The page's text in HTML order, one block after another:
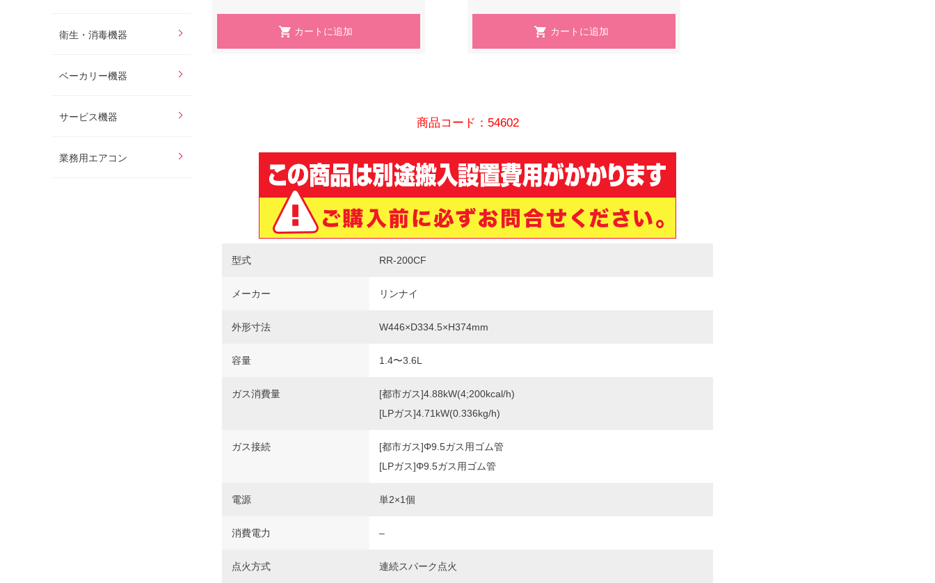
衛生・消毒機器
ベーカリー機器
サービス機器
業務用エアコン
商品コード：54602
型式 RR-200CF
メーカー リンナイ
外形寸法 W446×D334.5×H374mm
容量 1.4〜3.6L
ガス消費量
[都市ガス]4.88kW(4;200kcal/h)
[LPガス]4.71kW(0.336kg/h)
ガス接続
[都市ガス]Φ9.5ガス用ゴム管
[LPガス]Φ9.5ガス用ゴム管
電源 単2×1個
消費電力 –
点火方式 連続スパーク点火